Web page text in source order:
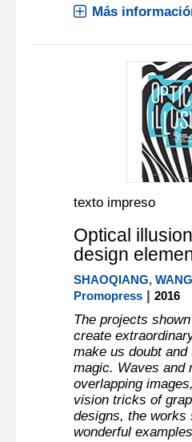
Más
texto impreso
Optical
design
SHAOQIANG, WANG
Promopress |2016
The projects
create
make us doubt
magic. Waves and
overlapping
vision tricks of
designs, the works
wonderful